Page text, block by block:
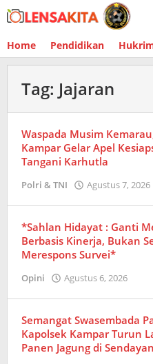
Lewati
ke
Home Pendidikan
Tag: Jajaran
Waspada Musim
Kampar Gelar Apel
Tangani Karhutla
Polri & TNI Agustus 7, 2026
*Sahlan Hidayat : Ganti
Berbasis Kinerja, Bukan
Merespons Survei*
Opini Agustus 6, 2026
Semangat Swasembada
Kapolsek Kampar Turun
Panen Jagung di Sendayan